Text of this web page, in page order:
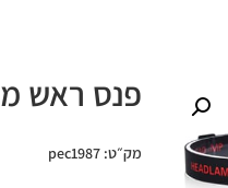
פנס ראש
מק״ט: pec1987